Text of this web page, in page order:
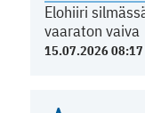
Elohiiri
vaaraton vaiva
15.07.2026 08:17